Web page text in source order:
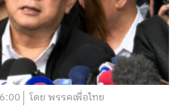
โดย พรรคเพื่อไทย